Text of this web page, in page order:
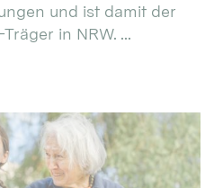
und ist damit der
in NRW. ...